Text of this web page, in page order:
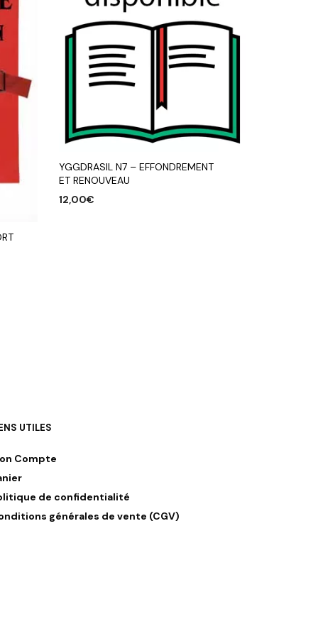
YGGDRASIL N7 – EFFONDREMENT
ET RENOUVEAU
12,00€
UTILES
Compte
de confidentialité
générales de vente (CGV)